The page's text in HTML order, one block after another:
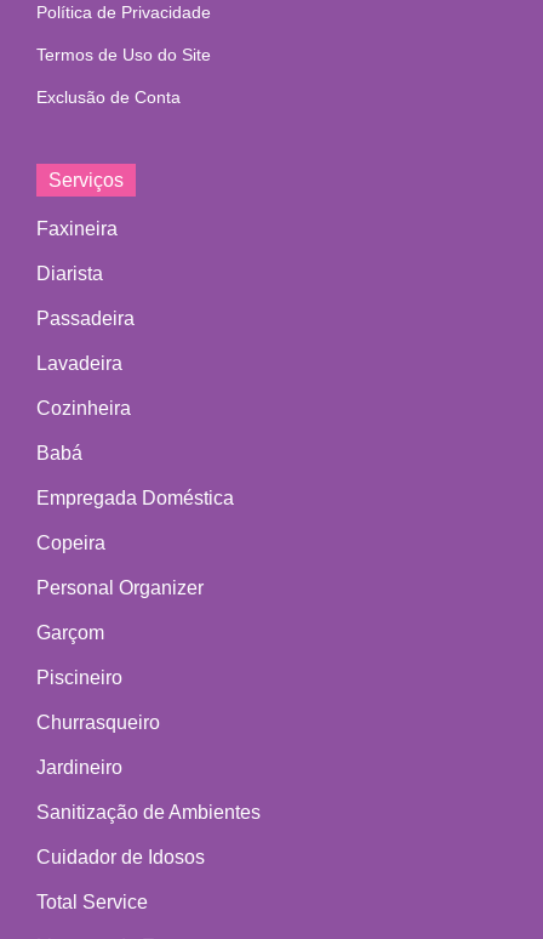
Política de Privacidade
Termos de Uso do Site
Exclusão de Conta
Serviços
Faxineira
Diarista
Passadeira
Lavadeira
Cozinheira
Babá
Empregada Doméstica
Copeira
Personal Organizer
Garçom
Piscineiro
Churrasqueiro
Jardineiro
Sanitização de Ambientes
Cuidador de Idosos
Total Service